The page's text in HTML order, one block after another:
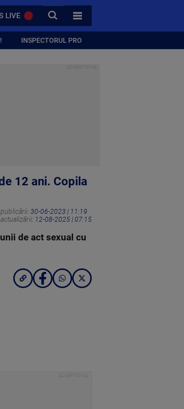
LIVE CAUTA
TOATE CATEGORIILE
INSPECTORUL PRO
12 ani. Copila
30-06-2023 | 11:19
12-08-2025 | 07:15
de act sexual cu